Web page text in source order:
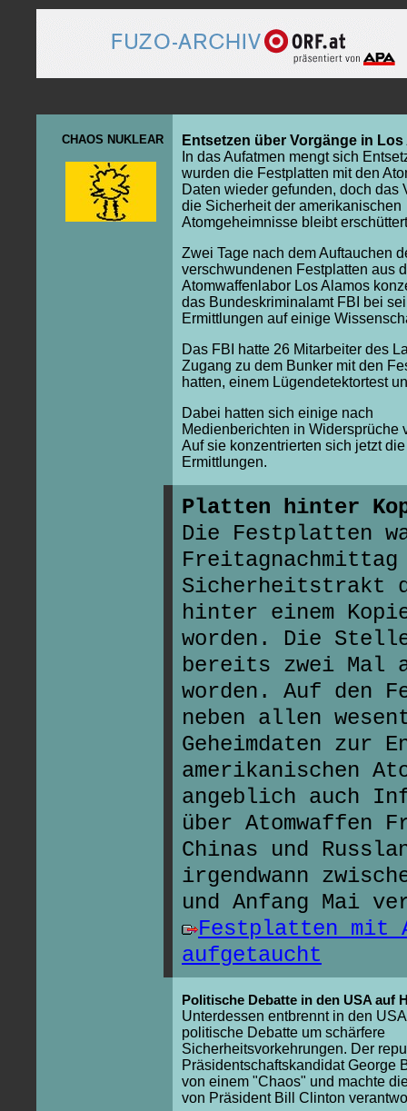
CHAOS NUKLEAR
Entsetzen über Vorgänge in Los
In das Aufatmen mengt sich
wurden die Festplatten mit den
Daten wieder gefunden, doch das
die Sicherheit der amerikanischen
Atomgeheimnisse bleibt
Zwei Tage nach dem Auftauchen
verschwundenen Festplatten aus
Atomwaffenlabor Los Alamos
das Bundeskriminalamt FBI bei
Ermittlungen auf einige
Das FBI hatte 26 Mitarbeiter des
Zugang zu dem Bunker mit den
hatten, einem Lügendetektortest
Dabei hatten sich einige nach
Medienberichten in Widersprüche
Auf sie konzentrierten sich jetzt die
Ermittlungen.
Platten hinter
Die Festplatten
Sicherheitstrakt
hinter einem
worden. Die
bereits zwei Mal
worden. Auf den
neben allen
Geheimdaten zur
amerikanischen
angeblich auch
über Atomwaffen
Chinas und
irgendwann
und Anfang Mai
Festplatten mit
aufgetaucht
Politische Debatte in den USA auf
Unterdessen entbrennt in den
politische Debatte um schärfere
Sicherheitsvorkehrungen. Der
Präsidentschaftskandidat George
von einem "Chaos" und machte
von Präsident Bill Clinton